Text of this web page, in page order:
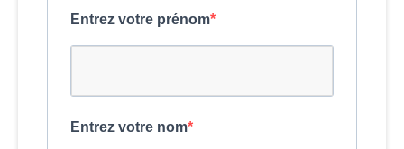
Entrez votre prénom
Entrez votre nom